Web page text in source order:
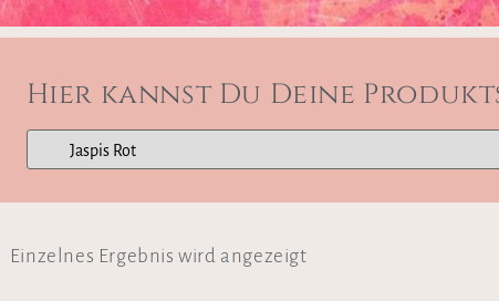
Hier kannst Du Deine
Einzelnes Ergebnis wird angezeigt